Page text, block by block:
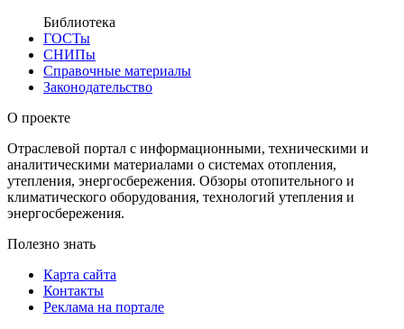
Библиотека
ГОСТы
СНИПы
Справочные материалы
Законодательство
О проекте
Отраслевой портал с информационными, техническими и
аналитическими материалами о системах отопления,
утепления, энергосбережения. Обзоры отопительного и
климатического оборудования, технологий утепления и
энергосбережения.
Полезно знать
Карта сайта
Контакты
Реклама на портале